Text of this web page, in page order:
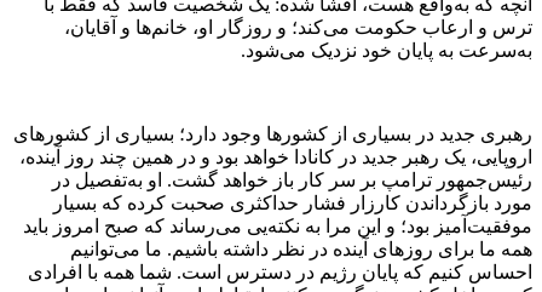
آنچه که به‌واقع هست، افشا شده: یک شخصیت فاسد که فقط با
ترس و ارعاب حکومت می‌کند؛ و روزگار او، خانم‌ها و آقایان،
به‌سرعت به پایان خود نزدیک می‌شود.
رهبری جدید در بسیاری از کشورها وجود دارد؛ بسیاری از کشورهای
اروپایی، یک رهبر جدید در کانادا خواهد بود و در همین چند روز آینده،
رئیس‌جمهور ترامپ بر سر کار باز خواهد گشت. او به‌تفصیل در
مورد بازگرداندن کارزار فشار حداکثری صحبت کرده که بسیار
موفقیت‌آمیز بود؛ و این مرا به نکته‌یی می‌رساند که صبح امروز باید
همه ما برای روزهای آینده در نظر داشته باشیم. ما می‌توانیم
احساس کنیم که پایان رژیم در دسترس است. شما همه با افرادی